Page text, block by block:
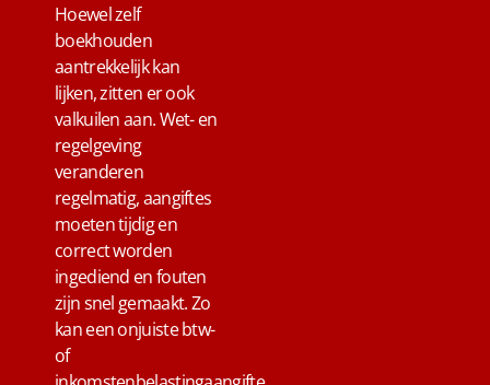
Hoewel zelf
boekhouden
aantrekkelijk kan
lijken, zitten er ook
valkuilen aan. Wet- en
regelgeving
veranderen
regelmatig, aangiftes
moeten tijdig en
correct worden
ingediend en fouten
zijn snel gemaakt. Zo
kan een onjuiste btw-
of